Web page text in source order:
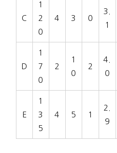
C
1
2
0
4 3 0
3.
1
D
1
7
0
2
1
0
2
4.
0
E
1
3
5
4 5 1
2.
9